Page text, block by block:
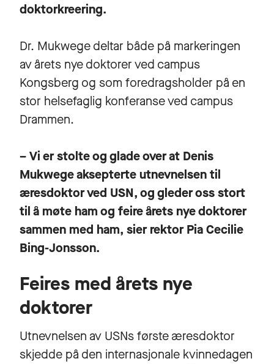
doktorkreering.
Dr. Mukwege deltar både på markeringen
av årets nye doktorer ved campus
Kongsberg og som foredragsholder på en
stor helsefaglig konferanse ved campus
Drammen.
– Vi er stolte og glade over at Denis
Mukwege aksepterte utnevnelsen til
æresdoktor ved USN, og gleder oss stort
til å møte ham og feire årets nye doktorer
sammen med ham, sier rektor Pia Cecilie
Bing-Jonsson.
Feires med årets nye
doktorer
Utnevnelsen av USNs første æresdoktor
skjedde på den internasjonale kvinnedagen